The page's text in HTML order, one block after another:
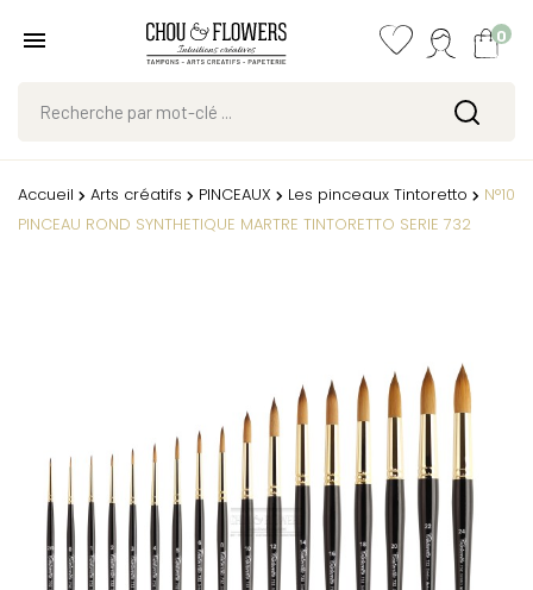
0
Accueil Arts créatifs PINCEAUX Les pinceaux Tintoretto
N°10
PINCEAU ROND SYNTHETIQUE MARTRE TINTORETTO SERIE 732